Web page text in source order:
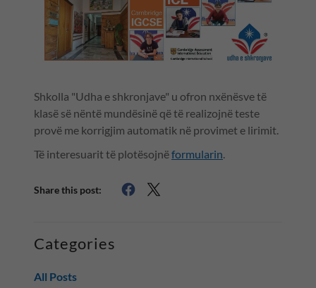
Shkolla "Udha e shkronjave" u ofron nxënësve të
klasë së nëntë mundësinë që të realizojnë teste
provë me korrigjim automatik në provimet e lirimit.
Të interesuarit të plotësojnëformularin.
Share this post:
Categories
All Posts